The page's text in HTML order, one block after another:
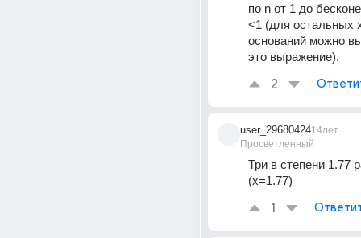
по n от 1 до
<1 (для остальных
оснований можно
это выражение).
2
user_29680424
Просветленный
14лет
Три в степени 1.77
(х=1.77)
1